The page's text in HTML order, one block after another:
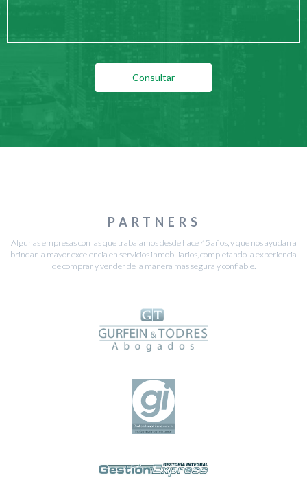
PARTNERS
Algunas empresas con las que trabajamos desde hace 45 años, y que nos ayudan a
brindar la mayor excelencia en servicios inmobiliarios, completando la experiencia
de comprar y vender de la manera mas segura y confiable.